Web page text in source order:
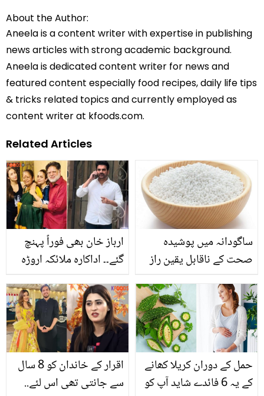
About the Author:
Aneela is a content writer with expertise in publishing
news articles with strong academic background.
Aneela is dedicated content writer for news and
featured content especially food recipes, daily life tips
& tricks related topics and currently employed as
content writer at kfoods.com.
Related Articles
ارباز خان بھی فوراً پہنچ
گئے۔۔ اداکارہ ملائکہ اروڑہ
سے چھلانگ لگا دی
ساگودانہ میں پوشیدہ
صحت کے ناقابل یقین راز
اقرار کے خاندان کو 8 سال
سے جانتی تھی اس لئے..
حمل کے دوران کریلا کھانے
کے یہ 6 فائدے شاید آپ کو